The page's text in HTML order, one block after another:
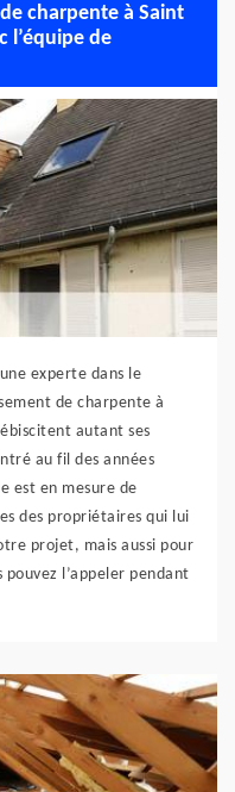
charpente à Saint
l’équipe de
experte dans le
de charpente à
autant ses
au fil des années
est en mesure de
des propriétaires qui lui
projet, mais aussi pour
l’appeler pendant